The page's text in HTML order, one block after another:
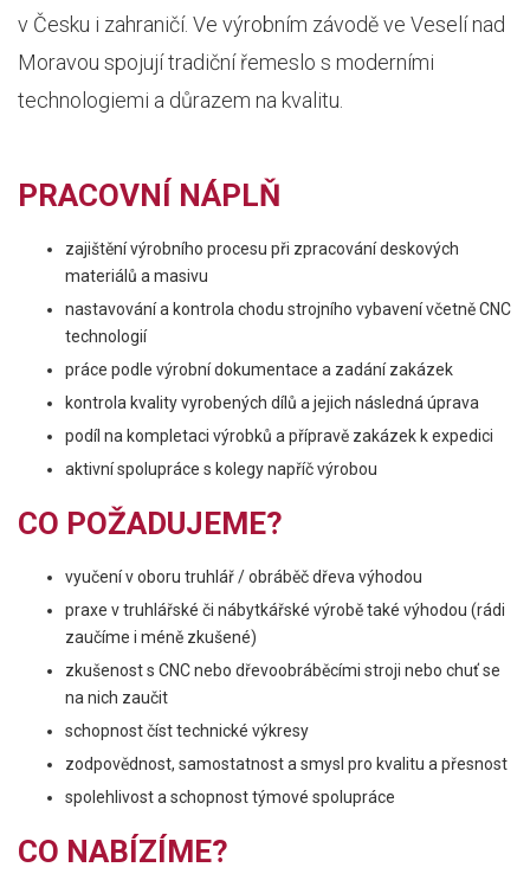
v Česku i zahraničí. Ve výrobním závodě ve Veselí nad
Moravou spojují tradiční řemeslo s moderními
technologiemi a důrazem na kvalitu.
PRACOVNÍ NÁPLŇ
zajištění výrobního procesu při zpracování deskových
materiálů a masivu
nastavování a kontrola chodu strojního vybavení včetně CNC
technologií
práce podle výrobní dokumentace a zadání zakázek
kontrola kvality vyrobených dílů a jejich následná úprava
podíl na kompletaci výrobků a přípravě zakázek k expedici
aktivní spolupráce s kolegy napříč výrobou
CO POŽADUJEME?
vyučení v oboru truhlář / obráběč dřeva výhodou
praxe v truhlářské či nábytkářské výrobě také výhodou (rádi
zaučíme i méně zkušené)
zkušenost s CNC nebo dřevoobráběcími stroji nebo chuť se
na nich zaučit
schopnost číst technické výkresy
zodpovědnost, samostatnost a smysl pro kvalitu a přesnost
spolehlivost a schopnost týmové spolupráce
CO NABÍZÍME?